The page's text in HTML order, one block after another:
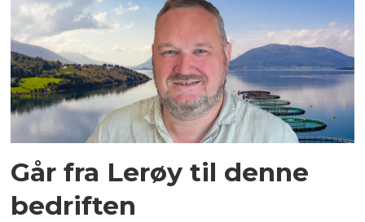
Går fra Lerøy til denne
bedriften